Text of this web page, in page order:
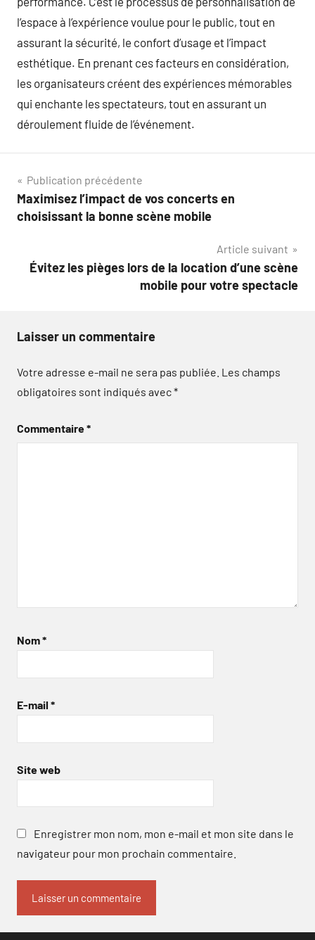
l’espace à l’expérience voulue pour le public, tout en
assurant la sécurité, le confort d’usage et l’impact
esthétique. En prenant ces facteurs en considération,
les organisateurs créent des expériences mémorables
qui enchante les spectateurs, tout en assurant un
déroulement fluide de l’événement.
Navigation
de
Publication précédente
Maximisez l’impact de vos concerts en
choisissant la bonne scène mobile
Article suivant
Évitez les pièges lors de la location d’une scène
mobile pour votre spectacle
Laisser un commentaire
Votre adresse e-mail ne sera pas publiée. Les champs
obligatoires sont indiqués avec*
Commentaire*
Nom*
E-mail *
Site web
Enregistrer mon nom, mon e-mail et mon site dans le
navigateur pour mon prochain commentaire.